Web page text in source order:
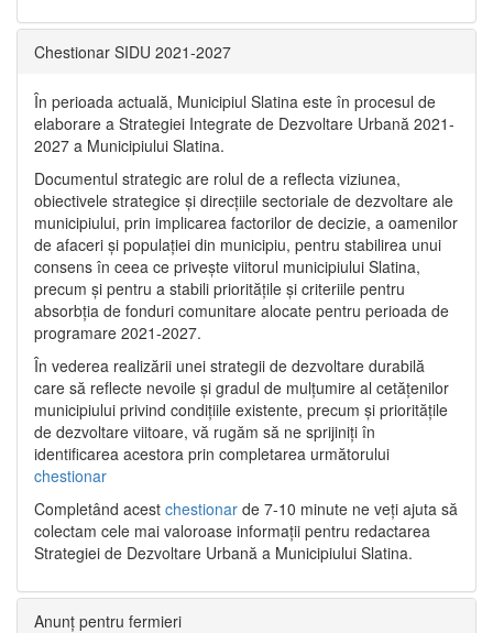
Chestionar SIDU 2021-2027
În perioada actuală, Municipiul Slatina este în procesul de
elaborare a Strategiei Integrate de Dezvoltare Urbană 2021‐
2027 a Municipiului Slatina.
Documentul strategic are rolul de a reflecta viziunea,
obiectivele strategice și direcțiile sectoriale de dezvoltare ale
municipiului, prin implicarea factorilor de decizie, a oamenilor
de afaceri și populației din municipiu, pentru stabilirea unui
consens în ceea ce privește viitorul municipiului Slatina,
precum și pentru a stabili prioritățile și criteriile pentru
absorbția de fonduri comunitare alocate pentru perioada de
programare 2021-2027.
În vederea realizării unei strategii de dezvoltare durabilă
care să reflecte nevoile și gradul de mulțumire al cetățenilor
municipiului privind condițiile existente, precum și prioritățile
de dezvoltare viitoare, vă rugăm să ne sprijiniți în
identificarea acestora prin completarea următorului
chestionar
Completând acest chestionar de 7-10 minute ne veți ajuta să
colectam cele mai valoroase informații pentru redactarea
Strategiei de Dezvoltare Urbană a Municipiului Slatina.
Anunț pentru fermieri